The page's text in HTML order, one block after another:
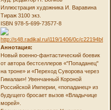
Иллюстрация художника И. Варавина
Тираж 3100 экз.
ISBN 978-5-699-73577-8
Аннотация:
Новый военно-фантастический боевик
от автора бестселлеров «"Попаданец"
на троне» и «Переход Суворова через
Гималаи»! Увенчанный Короной
Российской Империи, «попаданец» из
будущего бросает вызов «Владычице
морей».